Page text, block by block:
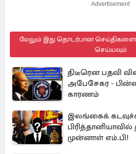
Advertisement
மேலும் இது தொடர்பான செய்திகளைப்
செய்யவும்
திடீரென பதவி
அபேசேகர -
காரணம்
இலங்கைக்
பிரித்தானியாவில்
முன்னாள் எம்.பி!